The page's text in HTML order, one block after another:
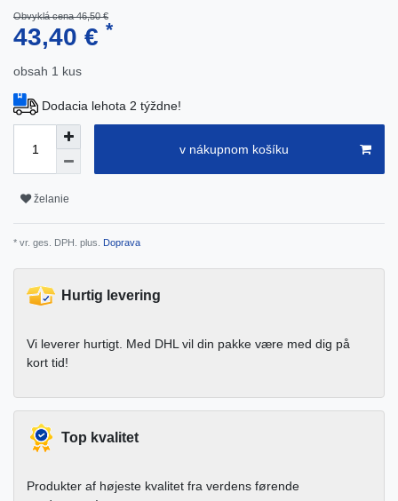
Obvyklá cena 46,50 €
43,40 € *
obsah 1 kus
Dodacia lehota 2 týždne!
v nákupnom košíku
želanie
* vr. ges. DPH. plus. Doprava
Hurtig levering
Vi leverer hurtigt. Med DHL vil din pakke være med dig på
kort tid!
Top kvalitet
Produkter af højeste kvalitet fra verdens førende